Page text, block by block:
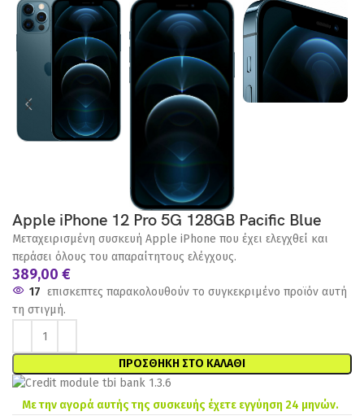
Apple iPhone 12 Pro 5G 128GB Pacific Blue
Μεταχειρισμένη συσκευή Apple iPhone που έχει ελεγχθεί και
περάσει όλους του απαραίτητους ελέγχους.
389,00 €
17 επισκεπτες παρακολουθούν το συγκεκριμένο προϊόν αυτή
τη στιγμή.
ΠΡΟΣΘΉΚΗ ΣΤΟ ΚΑΛΆΘΙ
Με την αγορά αυτής της συσκευής έχετε εγγύηση 24 μηνών.